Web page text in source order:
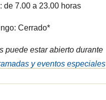
de 7.00 a 23.00 horas
Cerrado*
puede estar abierto durante
y eventos especiales